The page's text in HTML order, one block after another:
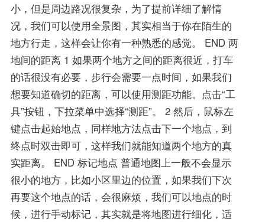
小，但是周边路况很复杂，为了提前详细了解情
况，我们可以使用全景图，其实相当于你在陌生的
地方行走，这样会让你有一种熟悉的感觉。 END 两
地间的距离 1 如果两个地方之间的距离很近，打车
的话很没有必要，步行会需要一点时间，如果我们
想要知道确切的距离，可以使用测距功能。点击“工
具”按钮，下拉菜单中选择“测距”。 2 然后，鼠标左
键点击起始地点，同样地方法点击下一个地点，到
终点时双击即可，这样我们就能知道两个地方的真
实距离。 END 标记地点 普通地图上一般不会显示
很小的地方，比如小区里边的位置，如果我们下次
再要这个地点的话，会很麻烦，我们可以地点的时
候，进行手动标记，其实就是将地图进行细化，适